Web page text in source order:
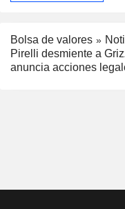
Bolsa de valores
Pirelli desmiente a
anuncia acciones